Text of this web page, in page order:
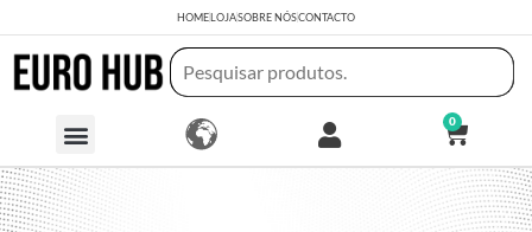
HOMELOJASOBRE NÓSCONTACTO
0